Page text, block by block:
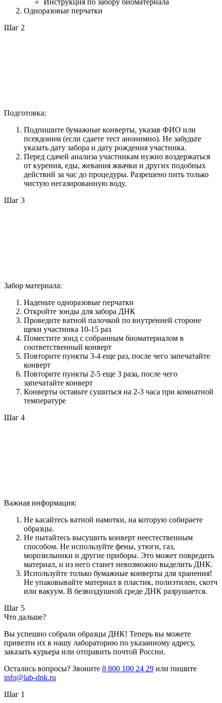
Инструкция по забору биоматериала
Одноразовые перчатки
Шаг 2
Подготовка:
Подпишите бумажные конверты, указав ФИО или
псевдоним (если сдаете тест анонимно). Не забудьте
указать дату забора и дату рождения участника.
Перед сдачей анализа участникам нужно воздержаться
от курения, еды, жевания жвачки и других подобных
действий за час до процедуры. Разрешено пить только
чистую негазированную воду.
Шаг 3
Забор материала:
Наденьте одноразовые перчатки
Откройте зонды для забора ДНК
Проведите ватной палочкой по внутренней стороне
щеки участника 10-15 раз
Поместите зонд с собранным биоматериалом в
соответственный конверт
Повторите пункты 3-4 еще раз, после чего запечатайте
конверт
Повторите пункты 2-5 еще 3 раза, после чего
запечатайте конверт
Конверты оставьте сушиться на 2-3 часа при комнатной
температуре
Шаг 4
Важная информация:
Не касайтесь ватной намотки, на которую собираете
образцы.
Не пытайтесь высушить конверт неестественным
способом. Не используйте фены, утюги, газ,
морозильники и другие приборы. Это может повредить
материал, и из него станет невозможно выделить ДНК.
Используйте только бумажные конверты для хранения!
Не упаковывайте материал в пластик, полиэтилен, скотч
или вакуум. В безвоздушной среде ДНК разрушается.
Шаг 5
Что дальше?
Вы успешно собрали образцы ДНК! Теперь вы можете
привезти их в нашу лабораторию по указанному адресу,
заказать курьера или отправить почтой России.
Остались вопросы? Звоните 8 800 100 24 29 или пишите
info@lab-dnk.ru
Шаг 1